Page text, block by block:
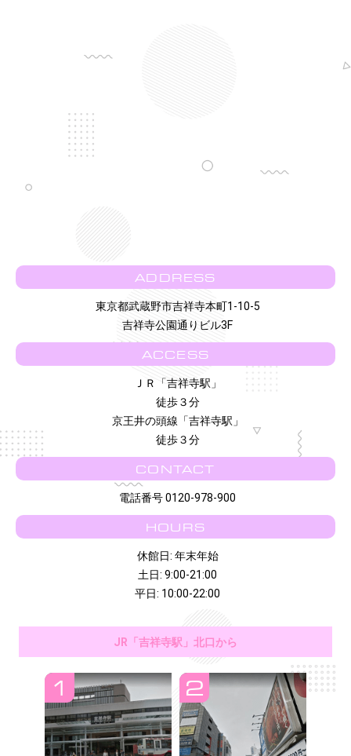
ADDRESS
東京都武蔵野市吉祥寺本町1-10-5
吉祥寺公園通りビル3F
ACCESS
ＪＲ「吉祥寺駅」
徒歩３分
京王井の頭線「吉祥寺駅」
徒歩３分
CONTACT
電話番号 0120-978-900
HOURS
休館日: 年末年始
土日: 9:00-21:00
平日: 10:00-22:00
JR「吉祥寺駅」北口から